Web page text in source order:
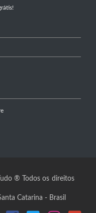
® Todos os direitos
Catarina - Brasil